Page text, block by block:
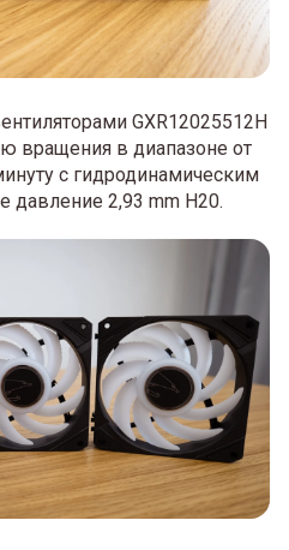
GXR12025512H
вращения в диапазоне от
с гидродинамическим
2,93 mm H20.